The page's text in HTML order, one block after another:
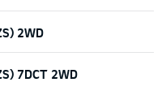
2WD
7DCT 2WD